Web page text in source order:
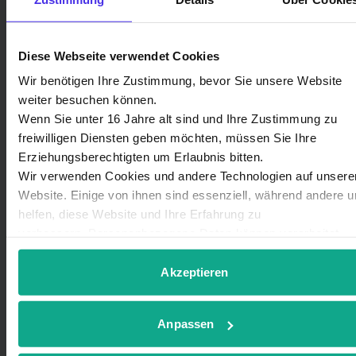
Diese Webseite verwendet Cookies
Wir benötigen Ihre Zustimmung, bevor Sie unsere Website
weiter besuchen können.
Wenn Sie unter 16 Jahre alt sind und Ihre Zustimmung zu
freiwilligen Diensten geben möchten, müssen Sie Ihre
Erziehungsberechtigten um Erlaubnis bitten.
Wir verwenden Cookies und andere Technologien auf
Website. Einige von ihnen sind essenziell, während andere
helfen, diese Website und Ihre Erfahrung zu
werden (z. B. IP-Adressen), z. B. für personalisierte
und Inhalte oder Anzeigen- und Inhaltsmessung. Weitere
Informationen über die Verwendung Ihrer Daten finden Sie in
jederzeit unter Details widerrufen oder anpassen.
Akzeptieren
Anpassen
Inselstrom
Technikpartner
Lasse Boyens
Halemwai 8
25946 Norddorf auf Amrum